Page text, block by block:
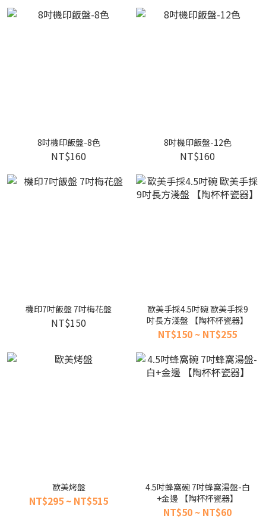
8吋機印飯盤-8色
NT$160
8吋機印飯盤-12色
NT$160
機印7吋飯盤 7吋梅花盤
NT$150
歐美手採4.5吋碗 歐美手採9
吋長方淺盤 【陶杯杯瓷器】
NT$150 ~ NT$255
歐美烤盤
NT$295 ~ NT$515
4.5吋蜂窩碗 7吋蜂窩湯盤-白
+金邊 【陶杯杯瓷器】
NT$50 ~ NT$60